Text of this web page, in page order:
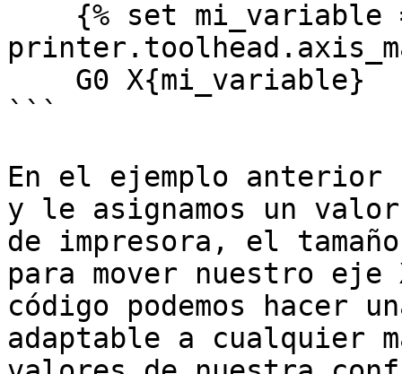
```
En el ejemplo anterior
y le asignamos un
de impresora, el
para mover nuestro eje
código podemos hacer
adaptable a cualquier